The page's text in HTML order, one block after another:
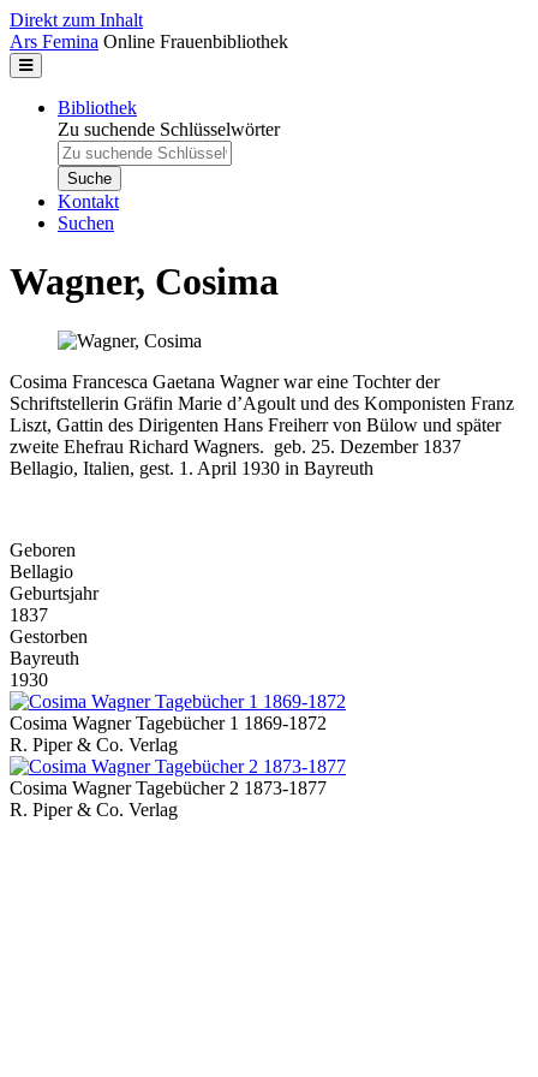
Direkt zum Inhalt
Ars Femina Online Frauenbibliothek
Bibliothek
Zu suchende Schlüsselwörter
Kontakt
Suchen
Wagner, Cosima
Cosima Francesca Gaetana Wagner war eine Tochter der
Schriftstellerin Gräfin Marie d’Agoult und des Komponisten Franz
Liszt, Gattin des Dirigenten Hans Freiherr von Bülow und später
zweite Ehefrau Richard Wagners. geb. 25. Dezember 1837
Bellagio, Italien, gest. 1. April 1930 in Bayreuth
Geboren
Bellagio
Geburtsjahr
1837
Gestorben
Bayreuth
1930
Cosima Wagner Tagebücher 1 1869-1872
R. Piper & Co. Verlag
Cosima Wagner Tagebücher 2 1873-1877
R. Piper & Co. Verlag